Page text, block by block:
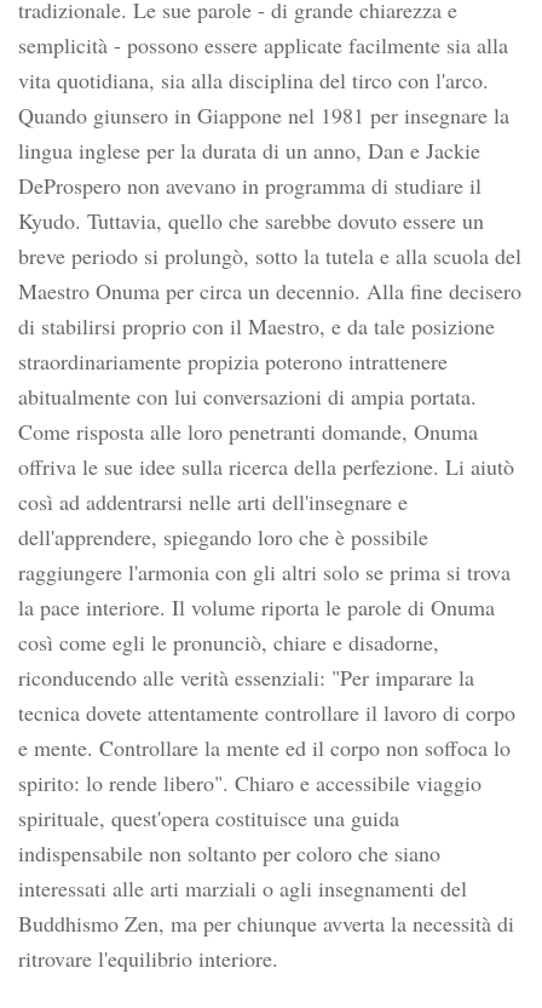
tradizionale. Le sue parole - di grande chiarezza e
semplicità - possono essere applicate facilmente sia alla
vita quotidiana, sia alla disciplina del tirco con l'arco.
Quando giunsero in Giappone nel 1981 per insegnare la
lingua inglese per la durata di un anno, Dan e Jackie
DeProspero non avevano in programma di studiare il
Kyudo. Tuttavia, quello che sarebbe dovuto essere un
breve periodo si prolungò, sotto la tutela e alla scuola del
Maestro Onuma per circa un decennio. Alla fine decisero
di stabilirsi proprio con il Maestro, e da tale posizione
straordinariamente propizia poterono intrattenere
abitualmente con lui conversazioni di ampia portata.
Come risposta alle loro penetranti domande, Onuma
offriva le sue idee sulla ricerca della perfezione. Li aiutò
così ad addentrarsi nelle arti dell'insegnare e
dell'apprendere, spiegando loro che è possibile
raggiungere l'armonia con gli altri solo se prima si trova
la pace interiore. Il volume riporta le parole di Onuma
così come egli le pronunciò, chiare e disadorne,
riconducendo alle verità essenziali: "Per imparare la
tecnica dovete attentamente controllare il lavoro di corpo
e mente. Controllare la mente ed il corpo non soffoca lo
spirito: lo rende libero". Chiaro e accessibile viaggio
spirituale, quest'opera costituisce una guida
indispensabile non soltanto per coloro che siano
interessati alle arti marziali o agli insegnamenti del
Buddhismo Zen, ma per chiunque avverta la necessità di
ritrovare l'equilibrio interiore.